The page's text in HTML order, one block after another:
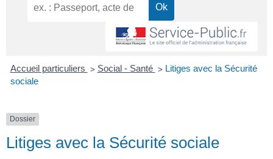
Accueil particuliers > Social - Santé > Litiges avec la Sécurité
sociale
Dossier
Litiges avec la Sécurité sociale